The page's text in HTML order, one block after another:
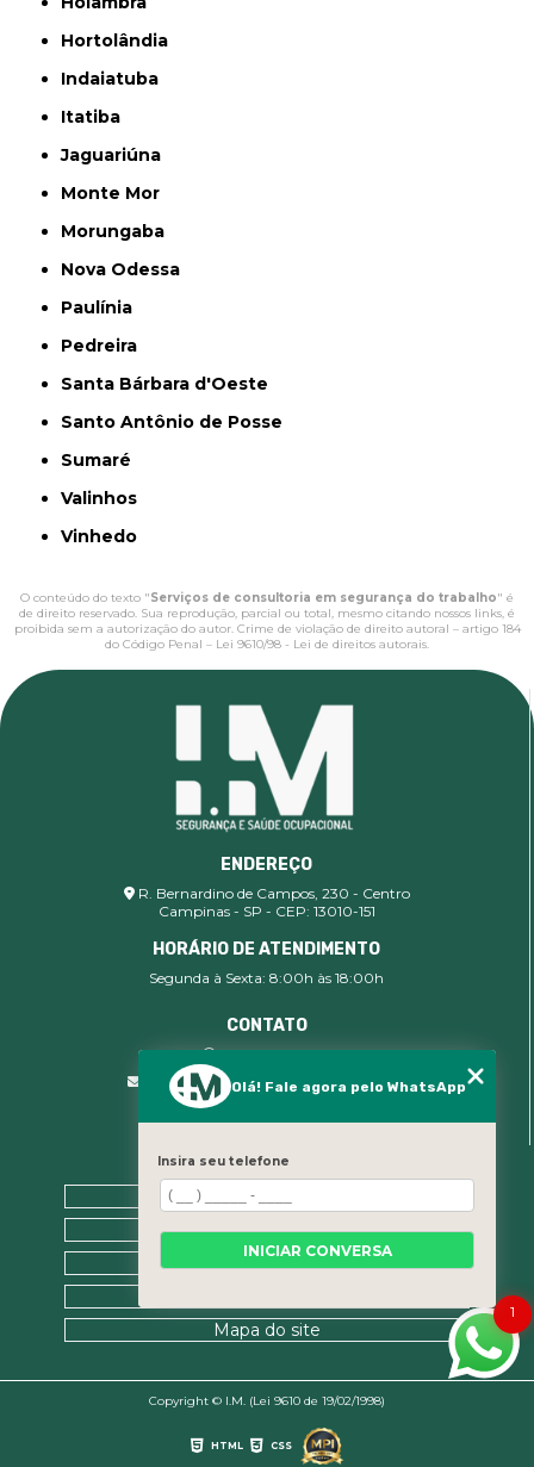
Hortolândia
Indaiatuba
Itatiba
Jaguariúna
Monte Mor
Morungaba
Nova Odessa
Paulínia
Pedreira
Santa Bárbara d'Oeste
Santo Antônio de Posse
Sumaré
Valinhos
Vinhedo
O conteúdo do texto "Serviços de consultoria em segurança do trabalho" é
de direito reservado. Sua reprodução, parcial ou total, mesmo citando nossos links, é
proibida sem a autorização do autor. Crime de violação de direito autoral – artigo 184
do Código Penal – Lei 9610/98 - Lei de direitos autorais.
ENDEREÇO
R. Bernardino de Campos, 230 - Centro
Campinas - SP - CEP: 13010-151
HORÁRIO DE ATENDIMENTO
Segunda à Sexta: 8:00h às 18:00h
CONTATO
(19) 99400-9142
comercial@imsegocupacional.com.br
MENU
Home
Sobre nós
Contato
Mapa do site
Copyright © I.M. (Lei 9610 de 19/02/1998)
HTML CSS
1
Olá! Fale agora pelo WhatsApp
Insira seu telefone
INICIAR CONVERSA